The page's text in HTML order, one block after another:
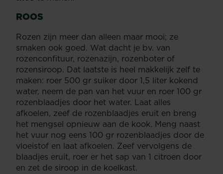
ROOS
Rozen zijn meer dan alleen maar mooi; ze
smaken ook goed. Wat dacht je bv. van
rozenconfituur, rozenazijn, rozenboter of
rozensiroop. Dat laatste is heel makkelijk zelf te
maken: roer 500 gr suiker door 1,5 liter kokend
water, neem de pan van het vuur en roer 100 gr
rozenblaadjes door het water. Laat alles
afkoelen, zeef de rozenblaadjes eruit en breng
het mengsel opnieuw aan de kook. Meng naast
het vuur nog eens 100 gr rozenblaadjes door de
vloeistof en laat afkoelen. Zeef vervolgens de
blaadjes eruit, roer er het sap van 1 citroen door
en zet de siroop in de koelkast.